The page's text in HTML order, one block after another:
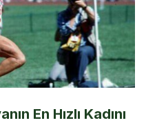
En Hızlı Kadını